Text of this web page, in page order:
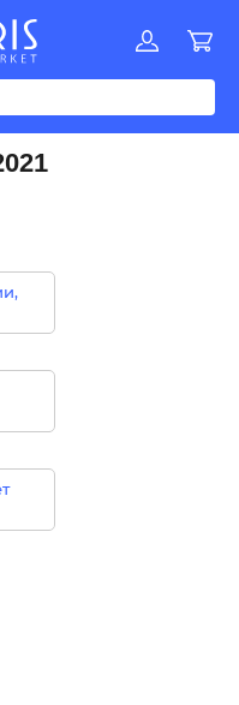
YZАБВДЗИМОКЛНПРСТУФ